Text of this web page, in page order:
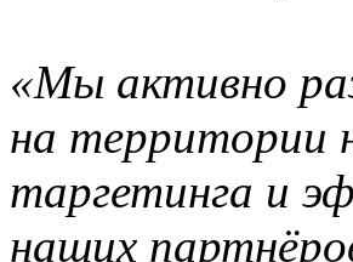
«Мы активно
на территории
таргетинга и
наших